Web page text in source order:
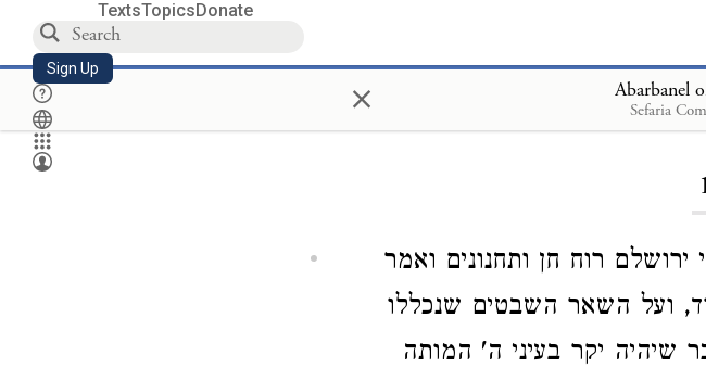
TextsTopicsDonate
Sign Up × Abarbanel
Sefaria
ירושלם רוח חן ותחנונים ואמר
ועל השאר השבטים שנכללו
שיהיה יקר בעיני ה' המותה